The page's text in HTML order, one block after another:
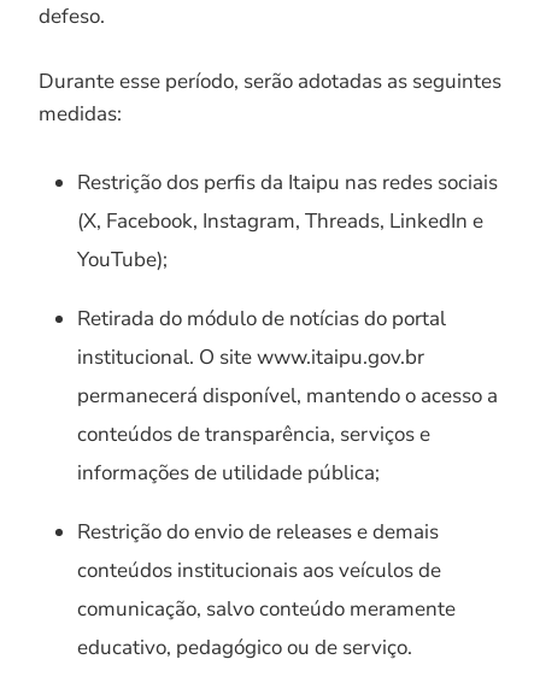
defeso.
Durante esse período, serão adotadas as seguintes
medidas:
Restrição dos perfis da Itaipu nas redes sociais
(X, Facebook, Instagram, Threads, LinkedIn e
YouTube);
Retirada do módulo de notícias do portal
institucional. O site www.itaipu.gov.br
permanecerá disponível, mantendo o acesso a
conteúdos de transparência, serviços e
informações de utilidade pública;
Restrição do envio de releases e demais
conteúdos institucionais aos veículos de
comunicação, salvo conteúdo meramente
educativo, pedagógico ou de serviço.